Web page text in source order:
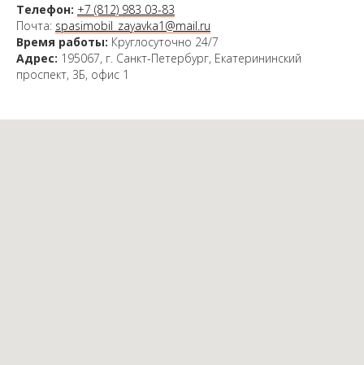
Телефон: +7 (812) 983 03-83
Почта: spasimobil_zayavka1@mail.ru
Время работы: Круглосуточно 24/7
Адрес: 195067, г. Санкт-Петербург, Екатерининский
проспект, 3Б, офис 1